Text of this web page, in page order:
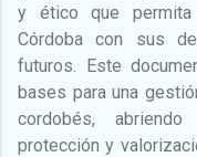
y ético que
Córdoba con sus
futuros. Este
bases para una
cordobés,
protección y